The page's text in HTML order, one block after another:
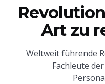
Art zu
Weltweit führende
Fachleute